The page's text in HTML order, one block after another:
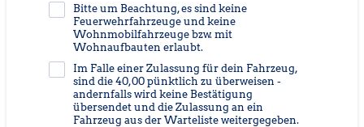
Bitte um Beachtung, es sind keine
Feuerwehrfahrzeuge und keine
Wohnmobilfahrzeuge bzw. mit
Wohnaufbauten erlaubt.
Im Falle einer Zulassung für dein Fahrzeug,
sind die 40,00 pünktlich zu überweisen -
andernfalls wird keine Bestätigung
übersendet und die Zulassung an ein
Fahrzeug aus der Warteliste weitergegeben.